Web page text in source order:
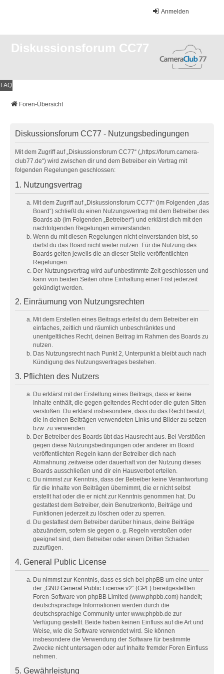
Anmelden
Diskussionsforum CC77
FAQ
Foren-Übersicht
Diskussionsforum CC77 - Nutzungsbedingungen
Mit dem Zugriff auf „Diskussionsforum CC77“ („https://forum.camera-
club77.de“) wird zwischen dir und dem Betreiber ein Vertrag mit
folgenden Regelungen geschlossen:
1. Nutzungsvertrag
Mit dem Zugriff auf „Diskussionsforum CC77“ (im Folgenden „das
Board“) schließt du einen Nutzungsvertrag mit dem Betreiber des
Boards ab (im Folgenden „Betreiber“) und erklärst dich mit den
nachfolgenden Regelungen einverstanden.
Wenn du mit diesen Regelungen nicht einverstanden bist, so
darfst du das Board nicht weiter nutzen. Für die Nutzung des
Boards gelten jeweils die an dieser Stelle veröffentlichten
Regelungen.
Der Nutzungsvertrag wird auf unbestimmte Zeit geschlossen und
kann von beiden Seiten ohne Einhaltung einer Frist jederzeit
gekündigt werden.
2. Einräumung von Nutzungsrechten
Mit dem Erstellen eines Beitrags erteilst du dem Betreiber ein
einfaches, zeitlich und räumlich unbeschränktes und
unentgeltliches Recht, deinen Beitrag im Rahmen des Boards zu
nutzen.
Das Nutzungsrecht nach Punkt 2, Unterpunkt a bleibt auch nach
Kündigung des Nutzungsvertrages bestehen.
3. Pflichten des Nutzers
Du erklärst mit der Erstellung eines Beitrags, dass er keine
Inhalte enthält, die gegen geltendes Recht oder die guten Sitten
verstoßen. Du erklärst insbesondere, dass du das Recht besitzt,
die in deinen Beiträgen verwendeten Links und Bilder zu setzen
bzw. zu verwenden.
Der Betreiber des Boards übt das Hausrecht aus. Bei Verstößen
gegen diese Nutzungsbedingungen oder anderer im Board
veröffentlichten Regeln kann der Betreiber dich nach
Abmahnung zeitweise oder dauerhaft von der Nutzung dieses
Boards ausschließen und dir ein Hausverbot erteilen.
Du nimmst zur Kenntnis, dass der Betreiber keine Verantwortung
für die Inhalte von Beiträgen übernimmt, die er nicht selbst
erstellt hat oder die er nicht zur Kenntnis genommen hat. Du
gestattest dem Betreiber, dein Benutzerkonto, Beiträge und
Funktionen jederzeit zu löschen oder zu sperren.
Du gestattest dem Betreiber darüber hinaus, deine Beiträge
abzuändern, sofern sie gegen o. g. Regeln verstoßen oder
geeignet sind, dem Betreiber oder einem Dritten Schaden
zuzufügen.
4. General Public License
Du nimmst zur Kenntnis, dass es sich bei phpBB um eine unter
der „GNU General Public License v2“ (GPL) bereitgestellten
Foren-Software von phpBB Limited (www.phpbb.com) handelt;
deutschsprachige Informationen werden durch die
deutschsprachige Community unter www.phpbb.de zur
Verfügung gestellt. Beide haben keinen Einfluss auf die Art und
Weise, wie die Software verwendet wird. Sie können
insbesondere die Verwendung der Software für bestimmte
Zwecke nicht untersagen oder auf Inhalte fremder Foren Einfluss
nehmen.
5. Gewährleistung